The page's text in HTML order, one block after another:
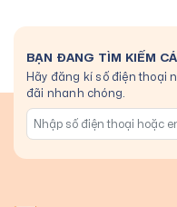
BẠN ĐANG TÌM KIẾM
Hãy đăng kí số điện thoại
đãi nhanh chóng.